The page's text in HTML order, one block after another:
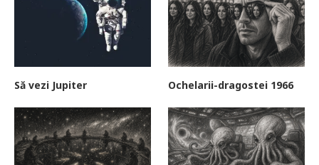
Să vezi Jupiter Ochelarii-dragostei 1966